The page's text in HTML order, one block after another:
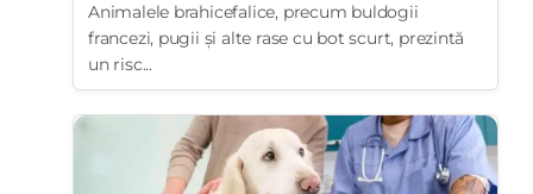
Animalele brahicefalice, precum buldogii
francezi, pugii și alte rase cu bot scurt, prezintă
un risc...